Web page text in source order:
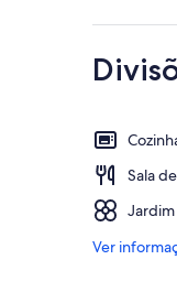
Sala
Jardim
Ver